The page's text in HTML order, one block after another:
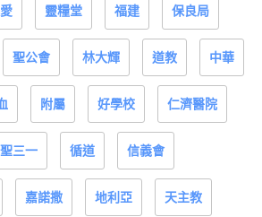
靈糧堂 福建 保良局
聖公會 林大輝 道教 中華
附屬 好學校 仁濟醫院
聖三一 循道 信義會
嘉諾撒 地利亞 天主教